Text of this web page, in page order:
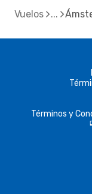
Vuelos
Términos y